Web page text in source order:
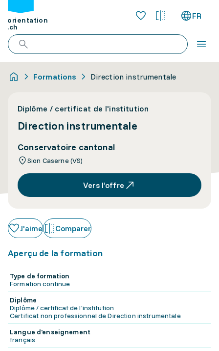
orientation
.ch
FR
Formations Direction instrumentale
Diplôme / certificat de l'institution
Direction instrumentale
Conservatoire cantonal
Sion Caserne (VS)
Vers l’offre
J'aime Comparer
Aperçu de la formation
Type de formation
Formation continue
Diplôme
Diplôme / certificat de l'institution
Certificat non professionnel de Direction instrumentale
Langue d'enseignement
français